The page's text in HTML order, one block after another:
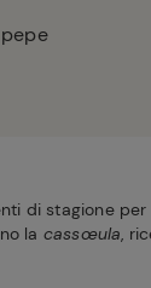
pepe
di stagione
la cassœula,